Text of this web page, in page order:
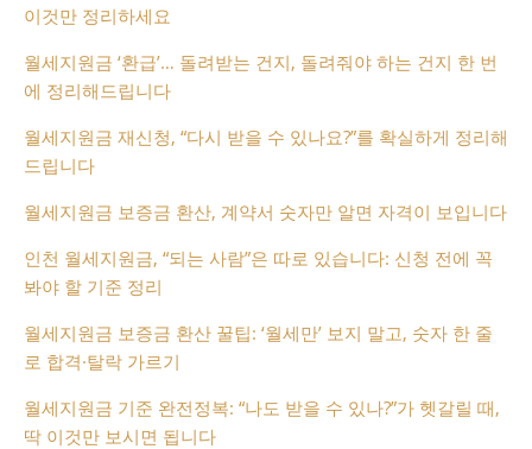
이것만 정리하세요
월세지원금 ‘환급’… 돌려받는 건지, 돌려줘야 하는 건지 한 번
에 정리해드립니다
월세지원금 재신청, “다시 받을 수 있나요?”를 확실하게 정리해
드립니다
월세지원금 보증금 환산, 계약서 숫자만 알면 자격이 보입니다
인천 월세지원금, “되는 사람”은 따로 있습니다: 신청 전에 꼭
봐야 할 기준 정리
월세지원금 보증금 환산 꿀팁: ‘월세만’ 보지 말고, 숫자 한 줄
로 합격·탈락 가르기
월세지원금 기준 완전정복: “나도 받을 수 있나?”가 헷갈릴 때,
딱 이것만 보시면 됩니다